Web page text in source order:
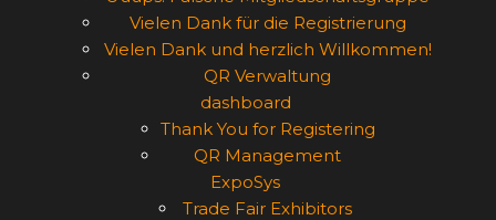
Vielen Dank für die Registrierung
Vielen Dank und herzlich Willkommen!
QR Verwaltung
dashboard
Thank You for Registering
QR Management
ExpoSys
Trade Fair Exhibitors